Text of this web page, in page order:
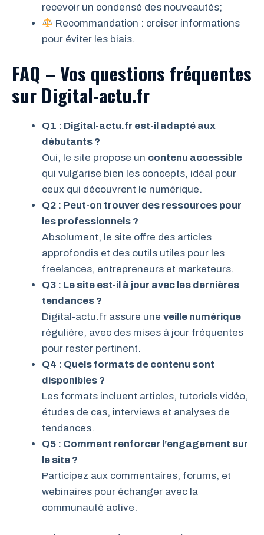
recevoir un condensé des nouveautés;
Recommandation : croiser informations
pour éviter les biais.
FAQ – Vos questions fréquentes
sur Digital-actu.fr
Q1 : Digital-actu.fr est-il adapté aux
débutants ?
Oui, le site propose un contenu accessible
qui vulgarise bien les concepts, idéal pour
ceux qui découvrent le numérique.
Q2 : Peut-on trouver des ressources pour
les professionnels ?
Absolument, le site offre des articles
approfondis et des outils utiles pour les
freelances, entrepreneurs et marketeurs.
Q3 : Le site est-il à jour avec les dernières
tendances ?
Digital-actu.fr assure une veille numérique
régulière, avec des mises à jour fréquentes
pour rester pertinent.
Q4 : Quels formats de contenu sont
disponibles ?
Les formats incluent articles, tutoriels vidéo,
études de cas, interviews et analyses de
tendances.
Q5 : Comment renforcer l’engagement sur
le site ?
Participez aux commentaires, forums, et
webinaires pour échanger avec la
communauté active.